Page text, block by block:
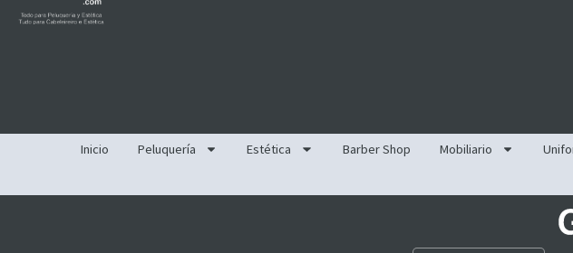
Inicio Peluquería Estética Barber Shop Mobiliario